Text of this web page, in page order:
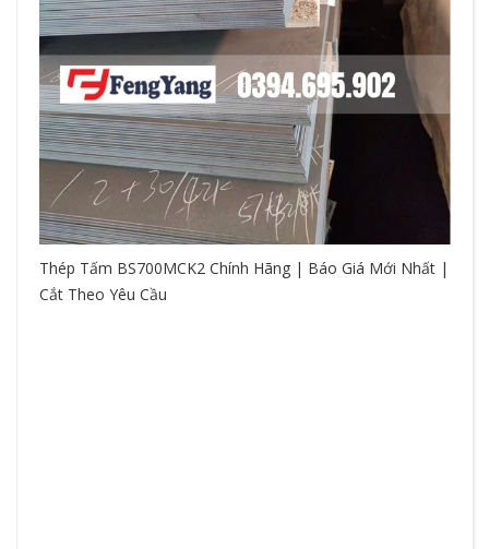
Thép Tấm BS700MCK2 Chính Hãng | Báo Giá Mới Nhất |
Cắt Theo Yêu Cầu